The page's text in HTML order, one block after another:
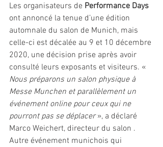
Les organisateurs de Performance Days
ont annoncé la tenue d’une édition
automnale du salon de Munich, mais
celle-ci est décalée au 9 et 10 décembre
2020, une décision prise après avoir
consulté leurs exposants et visiteurs. «
Nous préparons un salon physique à
Messe Munchen et parallèlement un
événement online pour ceux qui ne
pourront pas se déplacer », a déclaré
Marco Weichert, directeur du salon .
Autre événement munichois qui